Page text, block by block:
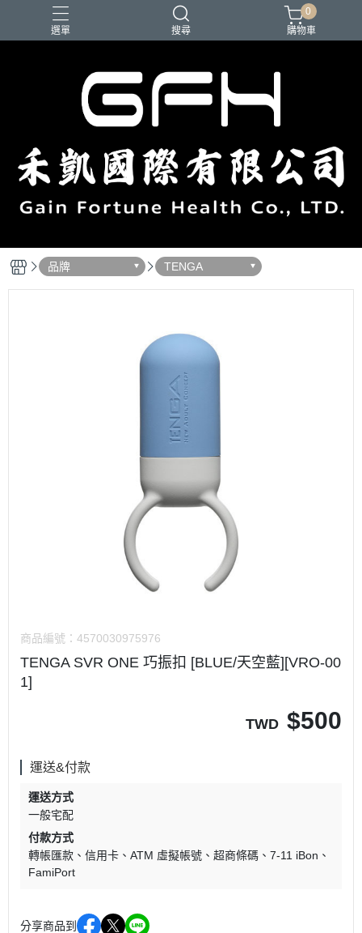
選單 搜尋
0
購物車
品牌 TENGA
商品編號： 4570030975976
TENGA SVR ONE 巧振扣 [BLUE/天空藍][VRO-00
1]
TWD $500
運送&付款
運送方式
一般宅配
付款方式
轉帳匯款
信用卡 ATM 虛擬帳號 超商條碼
7-11 iBon
FamiPort
分享商品到